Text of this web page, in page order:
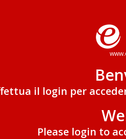
il login per
Please login to